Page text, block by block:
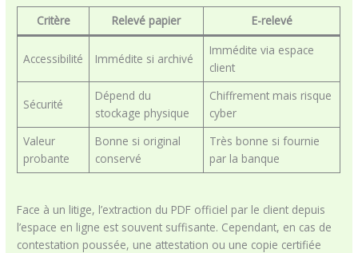
Critère Relevé papier E-relevé
Accessibilité Immédite si archivé
Immédite via espace
client
Sécurité
Dépend du
stockage physique
Chiffrement mais risque
cyber
Valeur
probante
Bonne si original
conservé
Très bonne si fournie
par la banque
Face à un litige, l’extraction du PDF officiel par le client depuis
l’espace en ligne est souvent suffisante. Cependant, en cas de
contestation poussée, une attestation ou une copie certifiée